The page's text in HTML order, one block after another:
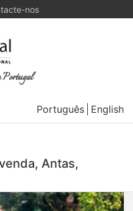
nos
Portugal
Português English
Antas,